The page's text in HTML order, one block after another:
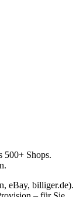
500+ Shops.
eBay, billiger.de).